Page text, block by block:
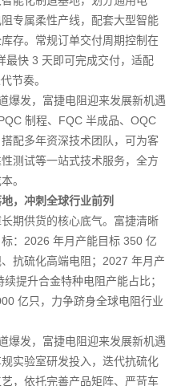
专属柔性产线，配套大型智能
存。常规订单交付周期控制在
最快 3 天即可完成交付，适配
节奏。
制程、FQC 半成品、OQC
配多年资深技术团队，可为客
测试等一站式技术服务，全方
。
，冲刺全球行业前列
期供货的核心底气。富捷清晰
：2026 年月产能目标 350 亿
抗硫化高端电阻；2027 年月产
提升合金特种电阻产能占比；
亿只，力争跻身全球电阻行业
实验室研发投入，迭代抗硫化
，依托完善产品矩阵、严苛车